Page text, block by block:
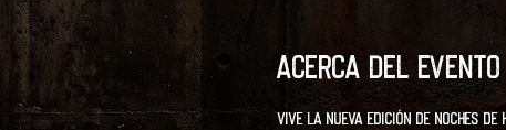
Acerca del evento
Vive la nueva edición de Noches